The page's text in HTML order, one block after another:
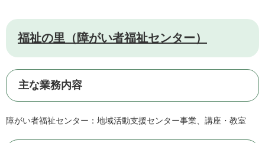
福祉の里（障がい者福祉センター）
主な業務内容
障がい者福祉センター：地域活動支援センター事業、講座・教室